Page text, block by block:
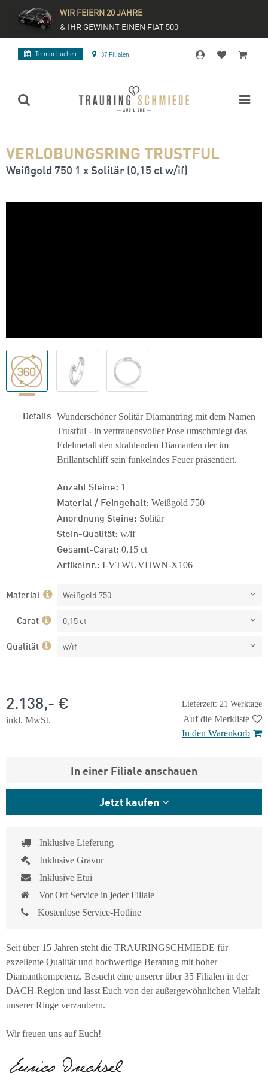
WIR FEIERN 20 JAHRE
& IHR GEWINNT EINEN FIAT 500
Termin buchen 37 Filialen
VERLOBUNGSRING TRUSTFUL
Weißgold 750 1 x Solitär (0,15 ct w/if)
Details Wunderschöner Solitär Diamantring mit dem Namen
Trustful - in vertrauensvoller Pose umschmiegt das
Edelmetall den strahlenden Diamanten der im
Brillantschliff sein funkelndes Feuer präsentiert.
Anzahl Steine: 1
Material / Feingehalt: Weißgold 750
Anordnung Steine: Solitär
Stein-Qualität: w/if
Gesamt-Carat: 0,15 ct
Artikelnr.: I-VTWUVHWN-X106
Material Weißgold 750
Carat 0,15 ct
Qualität w/if
Lieferzeit: 21 Werktage
2.138,- €
inkl. MwSt.
Auf die Merkliste
In den Warenkorb
In einer Filiale anschauen
Jetzt kaufen
Inklusive Lieferung
Inklusive Gravur
Inklusive Etui
Vor Ort Service in jeder Filiale
Kostenlose Service-Hotline
Seit über 15 Jahren steht die TRAURINGSCHMIEDE für
exzellente Qualität und hochwertige Beratung mit hoher
Diamantkompetenz. Besucht eine unserer über 35 Filialen in der
DACH-Region und lasst Euch von der außergewöhnlichen Vielfalt
unserer Ringe verzaubern.
Wir freuen uns auf Euch!